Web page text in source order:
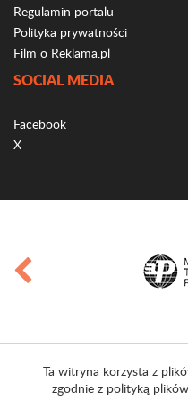
Regulamin portalu
Polityka prywatności
Film o Reklama.pl
SOCIAL MEDIA
Facebook
X
Ta witryna korzysta z
zgodnie z polityką